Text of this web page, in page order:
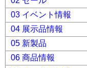
03 イベント情報
04 展示品情報
05 新製品
06 商品情報